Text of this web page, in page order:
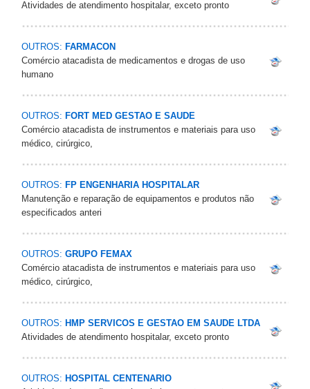
Atividades de atendimento hospitalar, exceto pronto
OUTROS: FARMACON
Comércio atacadista de medicamentos e drogas de uso
humano
OUTROS: FORT MED GESTAO E SAUDE
Comércio atacadista de instrumentos e materiais para uso
médico, cirúrgico,
OUTROS: FP ENGENHARIA HOSPITALAR
Manutenção e reparação de equipamentos e produtos não
especificados anteri
OUTROS: GRUPO FEMAX
Comércio atacadista de instrumentos e materiais para uso
médico, cirúrgico,
OUTROS: HMP SERVICOS E GESTAO EM SAUDE LTDA
Atividades de atendimento hospitalar, exceto pronto
OUTROS: HOSPITAL CENTENARIO